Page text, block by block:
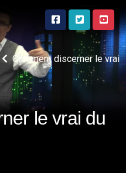
Comment discerner le vrai
le vrai du